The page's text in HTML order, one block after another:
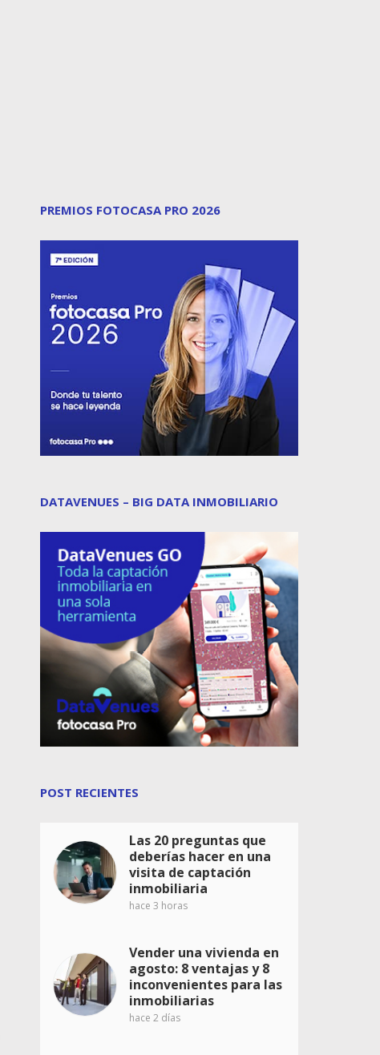
PREMIOS FOTOCASA PRO 2026
DATAVENUES – BIG DATA INMOBILIARIO
POST RECIENTES
Las 20 preguntas que
deberías hacer en una
visita de captación
inmobiliaria
hace 3 horas
Vender una vivienda en
agosto: 8 ventajas y 8
inconvenientes para las
inmobiliarias
hace 2 días